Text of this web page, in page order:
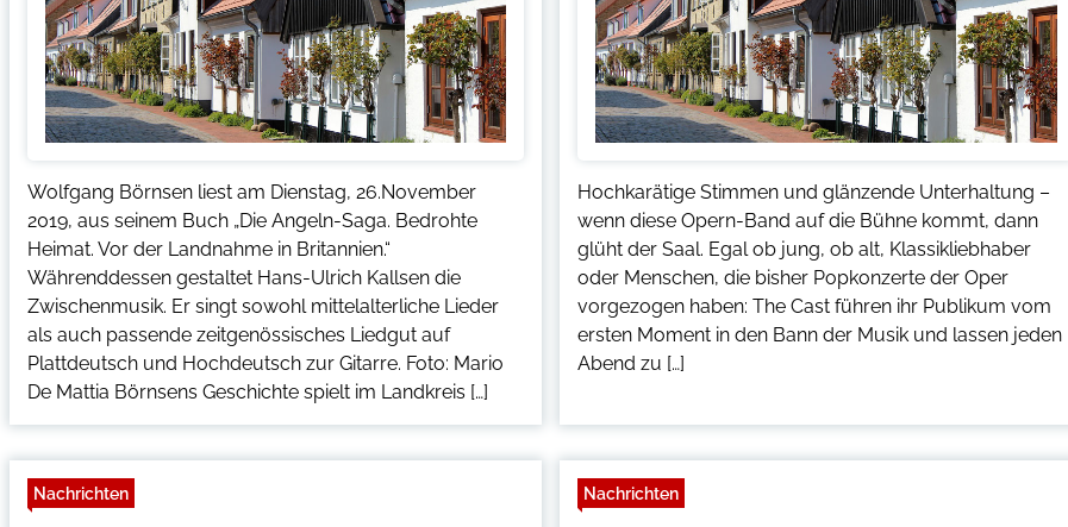
Wolfgang Börnsen liest am Dienstag, 26.November
2019, aus seinem Buch „Die Angeln-Saga. Bedrohte
Heimat. Vor der Landnahme in Britannien.“
Währenddessen gestaltet Hans-Ulrich Kallsen die
Zwischenmusik. Er singt sowohl mittelalterliche Lieder
als auch passende zeitgenössisches Liedgut auf
Plattdeutsch und Hochdeutsch zur Gitarre. Foto: Mario
De Mattia Börnsens Geschichte spielt im Landkreis […]
Hochkarätige Stimmen und glänzende Unterhaltung –
wenn diese Opern-Band auf die Bühne kommt, dann
glüht der Saal. Egal ob jung, ob alt, Klassikliebhaber
oder Menschen, die bisher Popkonzerte der Oper
vorgezogen haben: The Cast führen ihr Publikum vom
ersten Moment in den Bann der Musik und lassen jeden
Abend zu […]
Nachrichten Nachrichten